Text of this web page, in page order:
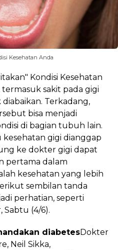
Kesehatan Anda
Kondisi Kesehatan
sakit pada gigi
Terkadang,
bisa menjadi
di bagian tubuh lain.
gigi dianggap
ke dokter gigi dapat
pertama dalam
kesehatan yang lebih
sembilan tanda
perhatian, seperti
Sabtu (4/6).
diabetesDokter
Neil Sikka,